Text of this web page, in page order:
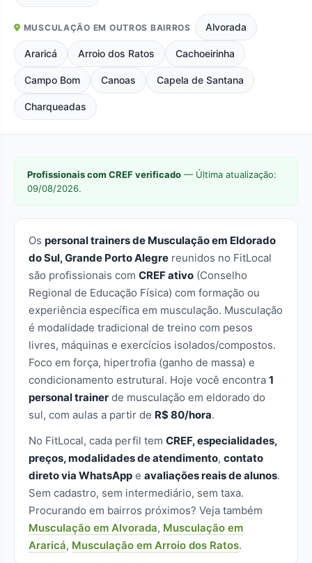
MUSCULAÇÃO EM OUTROS BAIRROS Alvorada
Araricá Arroio dos Ratos Cachoeirinha
Campo Bom Canoas Capela de Santana
Charqueadas
Profissionais com CREF verificado — Última atualização:
09/08/2026.
Os personal trainers de Musculação em Eldorado
do Sul, Grande Porto Alegre reunidos no FitLocal
são profissionais com CREF ativo (Conselho
Regional de Educação Física) com formação ou
experiência específica em musculação. Musculação
é modalidade tradicional de treino com pesos
livres, máquinas e exercícios isolados/compostos.
Foco em força, hipertrofia (ganho de massa) e
condicionamento estrutural. Hoje você encontra 1
personal trainer de musculação em eldorado do
sul, com aulas a partir de R$ 80/hora.
No FitLocal, cada perfil tem CREF, especialidades,
preços, modalidades de atendimento, contato
direto via WhatsApp e avaliações reais de alunos.
Sem cadastro, sem intermediário, sem taxa.
Procurando em bairros próximos? Veja também
Musculação em Alvorada, Musculação em
Araricá, Musculação em Arroio dos Ratos.